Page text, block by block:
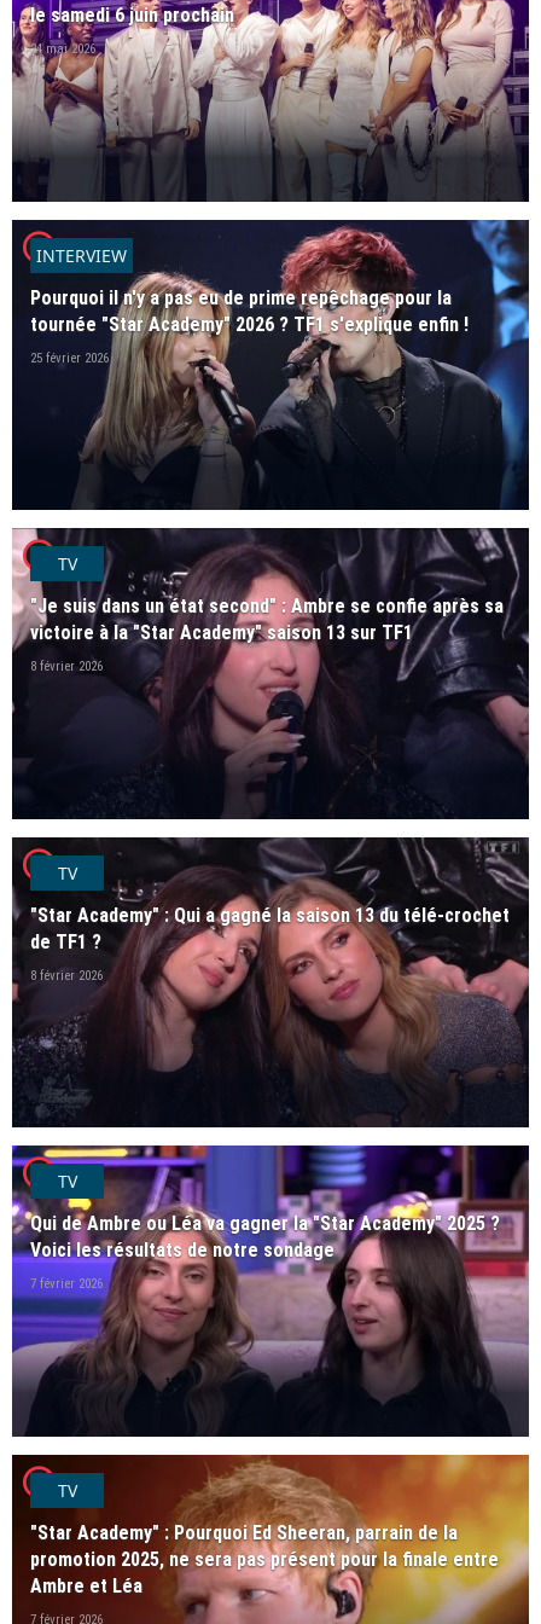
le samedi 6 juin prochain
24 mai 2026
player2
INTERVIEW
Pourquoi il n'y a pas eu de prime repêchage pour la
tournée "Star Academy" 2026 ? TF1 s'explique enfin !
25 février 2026
player2TV
"Je suis dans un état second" : Ambre se confie après sa
victoire à la "Star Academy" saison 13 sur TF1
8 février 2026
player2TV
"Star Academy" : Qui a gagné la saison 13 du télé-crochet
de TF1 ?
8 février 2026
player2TV
Qui de Ambre ou Léa va gagner la "Star Academy" 2025 ?
Voici les résultats de notre sondage
7 février 2026
player2TV
"Star Academy" : Pourquoi Ed Sheeran, parrain de la
promotion 2025, ne sera pas présent pour la finale entre
Ambre et Léa
7 février 2026